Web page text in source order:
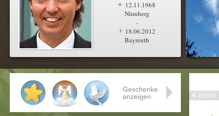
12.11.1968
Nürnberg
-
18.06.2012
Bayreuth
Zurück
Geschenke
anzeigen